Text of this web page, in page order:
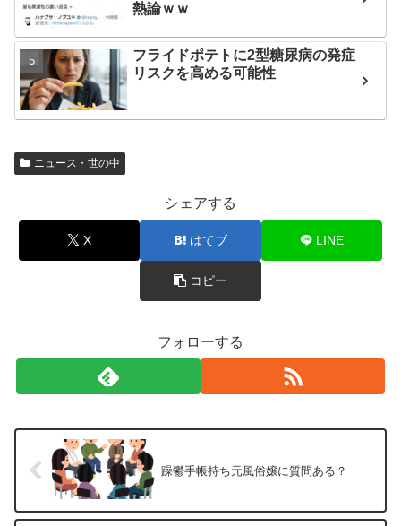
熱論ｗｗ
フライドポテトに2型糖尿病の発症
リスクを高める可能性
ニュース・世の中
シェアする
X はてブ LINE
コピー
フォローする
躁鬱手帳持ち元風俗嬢に質問ある？